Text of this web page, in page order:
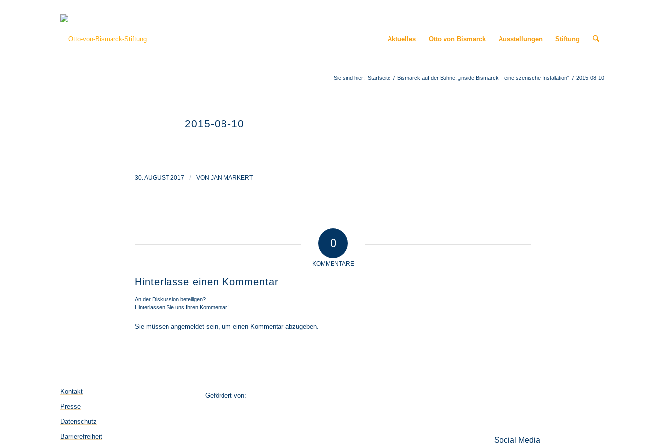
Aktuelles Otto von Bismarck Ausstellungen Stiftung
Sie sind hier: Startseite / Bismarck auf der Bühne: „inside Bismarck – eine szenische Installation“ / 2015-08-10
2015-08-10
30. AUGUST 2017 / VON JAN MARKERT
0
KOMMENTARE
Hinterlasse einen Kommentar
An der Diskussion beteiligen?
Hinterlassen Sie uns Ihren Kommentar!
Sie müssen angemeldet sein, um einen Kommentar abzugeben.
Kontakt
Presse
Datenschutz
Barrierefreiheit
Gefördert von:
Social Media